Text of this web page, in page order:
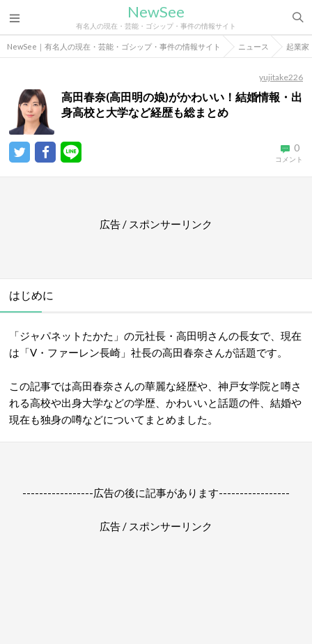
NewSee
有名人の現在・芸能・ゴシップ・事件の情報サイト
NewSee｜有名人の現在・芸能・ゴシップ・事件の情報サイト ニュース 起業家
yujitake226
高田春奈(高田明の娘)がかわいい！結婚情報・出
身高校と大学など経歴も総まとめ
0
コメント
広告 / スポンサーリンク
はじめに
「ジャパネットたかた」の元社長・高田明さんの長女で、現在
は「V・ファーレン長崎」社長の高田春奈さんが話題です。
この記事では高田春奈さんの華麗な経歴や、神戸女学院と噂さ
れる高校や出身大学などの学歴、かわいいと話題の件、結婚や
現在も独身の噂などについてまとめました。
-----------------広告の後に記事があります-----------------
広告 / スポンサーリンク